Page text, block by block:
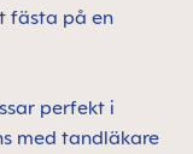
fästa på en
perfekt i
med tandläkare